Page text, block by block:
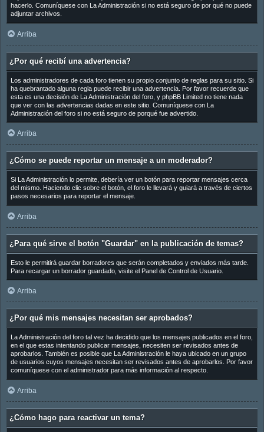
hacerlo. Comuníquese con La Administración si no está seguro de por qué no puede
adjuntar archivos.
Arriba
¿Por qué recibí una advertencia?
Los administradores de cada foro tienen su propio conjunto de reglas para su sitio. Si
ha quebrantado alguna regla puede recibir una advertencia. Por favor recuerde que
esta es una decisión de La Administración del foro, y phpBB Limited no tiene nada
que ver con las advertencias dadas en este sitio. Comuníquese con La
Administración del foro si no está seguro de porqué fue advertido.
Arriba
¿Cómo se puede reportar un mensaje a un moderador?
Si La Administración lo permite, debería ver un botón para reportar mensajes cerca
del mismo. Haciendo clic sobre el botón, el foro le llevará y guiará a través de ciertos
pasos necesarios para reportar el mensaje.
Arriba
¿Para qué sirve el botón "Guardar" en la publicación de temas?
Esto le permitirá guardar borradores que serán completados y enviados más tarde.
Para recargar un borrador guardado, visite el Panel de Control de Usuario.
Arriba
¿Por qué mis mensajes necesitan ser aprobados?
La Administración del foro tal vez ha decidido que los mensajes publicados en el foro,
en el que estas intentando publicar mensajes, necesiten ser revisados antes de
aprobarlos. También es posible que La Administración le haya ubicado en un grupo
de usuarios cuyos mensajes necesitan ser revisados antes de aprobarlos. Por favor
comuníquese con el administrador para más información al respecto.
Arriba
¿Cómo hago para reactivar un tema?